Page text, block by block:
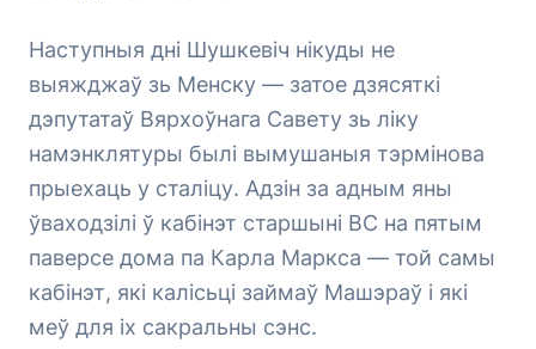
Наступныя дні Шушкевіч нікуды не
выяжджаў зь Менску — затое дзясяткі
дэпутатаў Вярхоўнага Савету зь ліку
намэнклятуры былі вымушаныя тэрмінова
прыехаць у сталіцу. Адзін за адным яны
ўваходзілі ў кабінэт старшыні ВС на пятым
паверсе дома па Карла Маркса — той самы
кабінэт, які калісьці займаў Машэраў і які
меў для іх сакральны сэнс.